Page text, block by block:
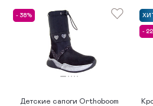
- 38%
Детские сапоги Orthoboom
-